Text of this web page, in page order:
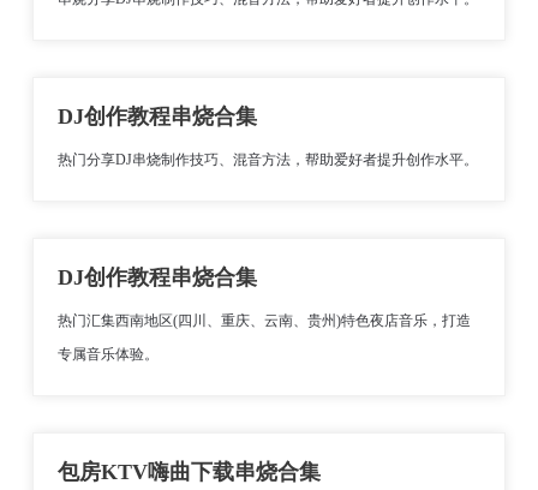
DJ创作教程串烧合集
热门分享DJ串烧制作技巧、混音方法，帮助爱好者提升创作水平。
DJ创作教程串烧合集
热门汇集西南地区(四川、重庆、云南、贵州)特色夜店音乐，打造
专属音乐体验。
包房KTV嗨曲下载串烧合集